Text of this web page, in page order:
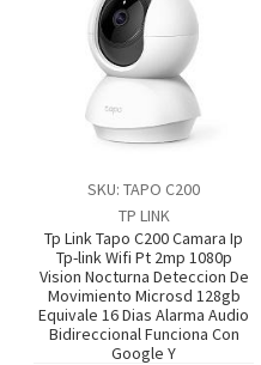
SKU: TAPO C200
TP LINK
Tp Link Tapo C200 Camara Ip
Tp-link Wifi Pt 2mp 1080p
Vision Nocturna Deteccion De
Movimiento Microsd 128gb
Equivale 16 Dias Alarma Audio
Bidireccional Funciona Con
Google Y